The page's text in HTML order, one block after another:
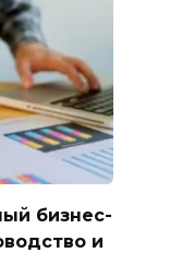
бизнес-
и